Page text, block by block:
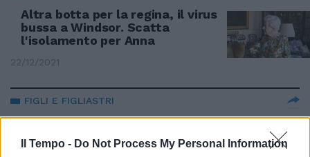
Il Tempo - Do Not Process My Personal Information
Altra botta per la regina, il virus
bussa a Windsor. Scatta
l'isolamento per Anna
22/12/2021
FIGLI E FIGLIASTRI
"Punisce Meghan e premia
Kate?" L'indiscrezione sui regali
della Regina alle duchesse